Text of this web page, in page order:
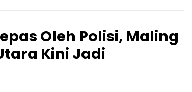
Oleh Polisi, Maling
Kini Jadi